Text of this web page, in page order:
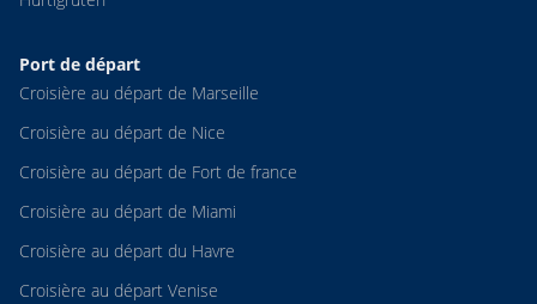
Port de départ
Croisière au départ de Marseille
Croisière au départ de Nice
Croisière au départ de Fort de france
Croisière au départ de Miami
Croisière au départ du Havre
Croisière au départ Venise